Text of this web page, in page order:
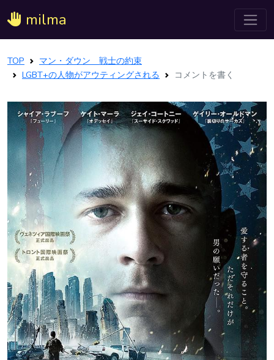
milma
TOP
マン・ダウン 戦士の約束
LGBT+の人物がアウティングされる
コメントを書く